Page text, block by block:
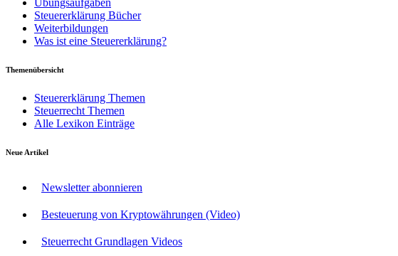
Übungsaufgaben
Steuererklärung Bücher
Weiterbildungen
Was ist eine Steuererklärung?
Themenübersicht
Steuererklärung Themen
Steuerrecht Themen
Alle Lexikon Einträge
Neue Artikel
Newsletter abonnieren
Besteuerung von Kryptowährungen (Video)
Steuerrecht Grundlagen Videos